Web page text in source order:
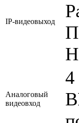
IP-видеовыход
Аналоговый
видеовход
4